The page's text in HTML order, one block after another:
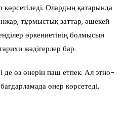
көрсетіледі. Олардың қатарында
тұрмыстық заттар, әшекей
өркениетінің болмысын
жәдігерлер бар.
де өз өнерін паш етпек. Ал этно-
өнер көрсетеді.